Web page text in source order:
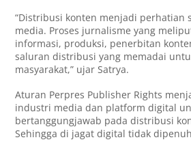
“Distribusi konten menjadi perhatian
media. Proses jurnalisme yang
informasi, produksi, penerbitan
saluran distribusi yang memadai
masyarakat,” ujar Satrya.
Aturan Perpres Publisher Rights
industri media dan platform digital
bertanggungjawab pada distribusi
Sehingga di jagat digital tidak